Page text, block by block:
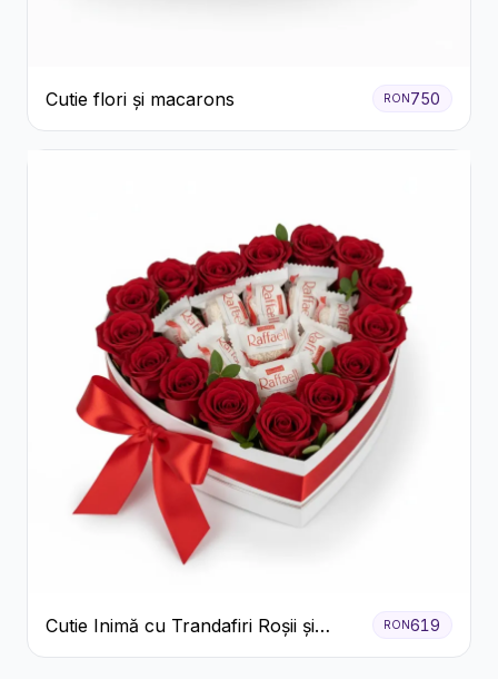
Cutie flori și macarons RON750
Cutie Inimă cu Trandafiri Roșii și
Bomboane Raffaello
RON619